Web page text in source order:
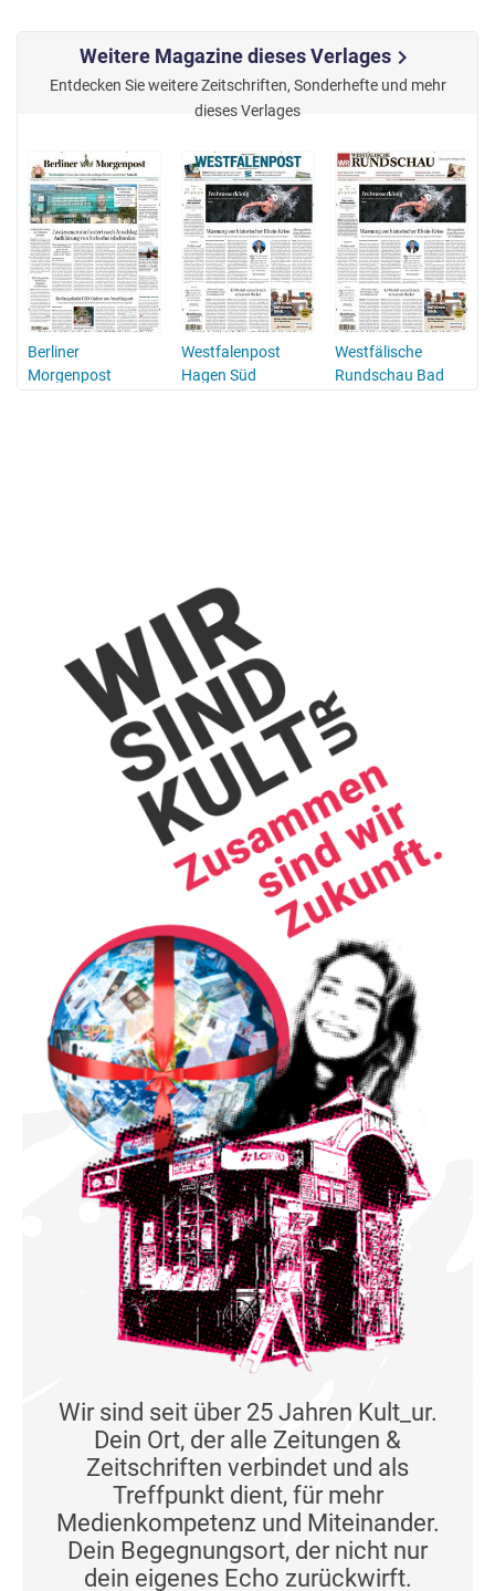
Weitere Magazine dieses Verlageschevron_right
Entdecken Sie weitere Zeitschriften, Sonderhefte und mehr
dieses Verlages
Berliner
Morgenpost
Westfalenpost
Hagen Süd
Westfälische
Rundschau Bad
Wir sind seit über 25 Jahren Kult_ur.
Dein Ort, der alle Zeitungen &
Zeitschriften verbindet und als
Treffpunkt dient, für mehr
Medienkompetenz und Miteinander.
Dein Begegnungsort, der nicht nur
dein eigenes Echo zurückwirft.